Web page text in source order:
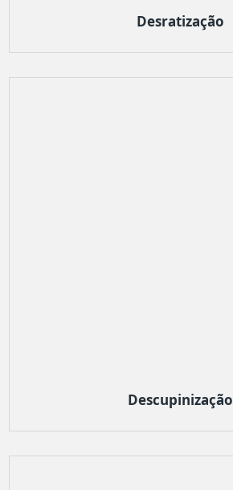
Desratização
Descupinização